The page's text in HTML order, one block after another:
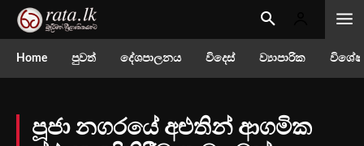
Home පුවත් දේශපාලනය විදෙස් ව්‍යාපාරික
පූජා නගරයේ අළුතින් ආගමික